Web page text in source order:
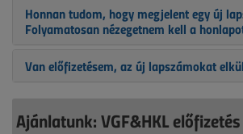
Honnan tudom, hogy megjelent egy új
Folyamatosan nézegetnem kell a
Van előfizetésem, az új lapszámokat
Ajánlatunk: VGF&HKL előfizetés